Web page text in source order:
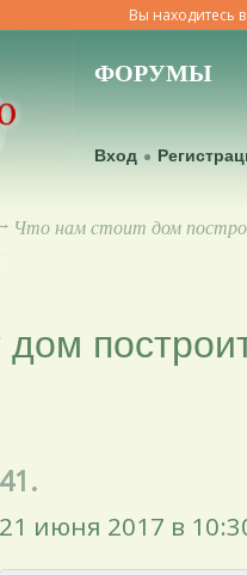
Вы находитесь
ФОРУМЫ
Вход
Что нам стоит дом
41.
21 июня 2017 в